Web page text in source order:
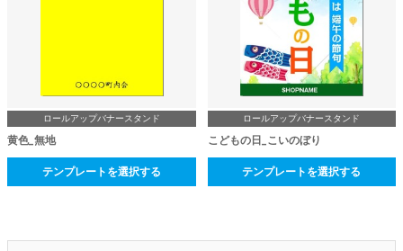
ロールアップバナースタンド
黄色_無地
テンプレートを選択する
ロールアップバナースタンド
こどもの日_こいのぼり
テンプレートを選択する